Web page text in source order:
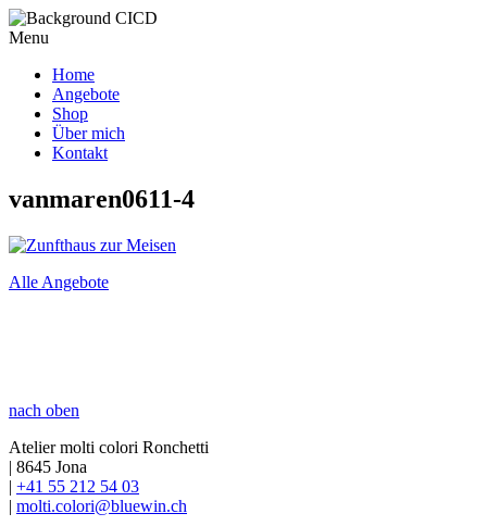
Menu
Home
Angebote
Shop
Über mich
Kontakt
vanmaren0611‑4
Alle Angebote
nach oben
Atelier molti colori Ronchetti
| 8645 Jona
| +41 55 212 54 03
| molti.colori@bluewin.ch